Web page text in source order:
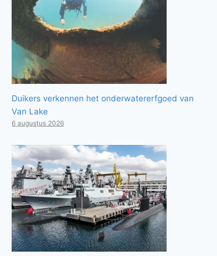
Duikers verkennen het onderwatererfgoed van
Van Lake
6 augustus 2026